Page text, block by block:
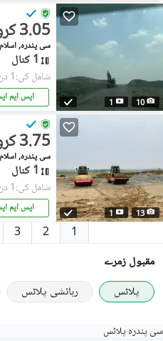
10
1
3.05 کروڑ
سی پندرہ, اسلام
1 کنال
شامل کی:1 دن پہل
ایس ایم
13
1
3.75 کروڑ
سی پندرہ, اسلام
1 کنال
شامل کی:1 دن پہل
ایس ایم
1
2
3
مقبول زمرے
پلاٹس
رہائشی پلاٹس
سی پندرہ پلاٹس